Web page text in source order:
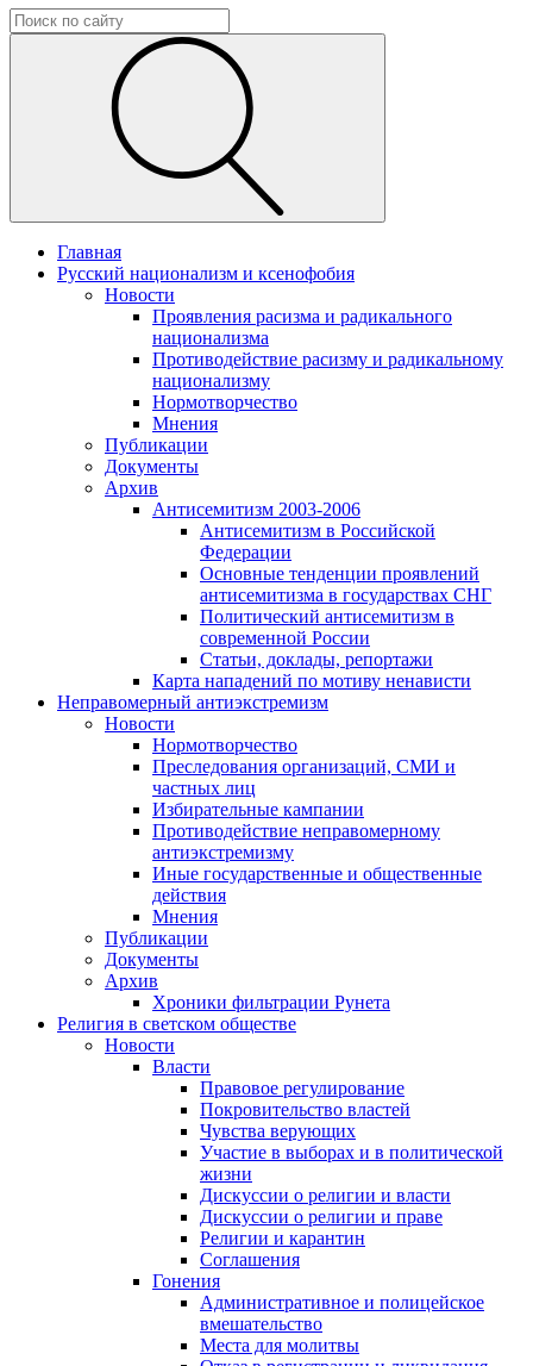
Главная
Русский национализм и ксенофобия
Новости
Проявления расизма и радикального
национализма
Противодействие расизму и радикальному
национализму
Нормотворчество
Мнения
Публикации
Документы
Архив
Антисемитизм 2003-2006
Антисемитизм в Российской
Федерации
Основные тенденции проявлений
антисемитизма в государствах СНГ
Политический антисемитизм в
современной России
Статьи, доклады, репортажи
Карта нападений по мотиву ненависти
Неправомерный антиэкстремизм
Новости
Нормотворчество
Преследования организаций, СМИ и
частных лиц
Избирательные кампании
Противодействие неправомерному
антиэкстремизму
Иные государственные и общественные
действия
Мнения
Публикации
Документы
Архив
Хроники фильтрации Рунета
Религия в светском обществе
Новости
Власти
Правовое регулирование
Покровительство властей
Чувства верующих
Участие в выборах и в политической
жизни
Дискуссии о религии и власти
Дискуссии о религии и праве
Религии и карантин
Соглашения
Гонения
Административное и полицейское
вмешательство
Места для молитвы